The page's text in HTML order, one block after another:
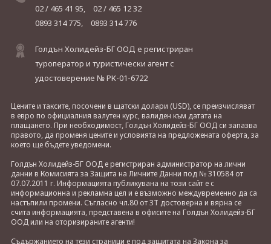
02 / 465 41 95,
02 / 465 12 32
0893 314 775,
0893 314 776
Голдън Холидейз-БГ ООД е регистриран
туроператор и туристически агент с
удостоверение № РК-01-6722
Цените и таксите, посочени в щатски долари (USD), се преизчисляват
в евро по официалния валутен курс, валиден към датата на
плащането. При необходимост, Голдън Холидейз-БГ ООД си запазва
правото, да променя цените и условията на предложената оферта, за
което ще бъдете уведомени.
Голдън Холидейз-БГ ООД е регистриран администратор на лични
данни в Комисията за Защита на Личните Данни под № 310584 от
07.07.2011 г. Информацията публикувана на този сайт е с
информационна и рекламна цел и е възможно междувременно да са
настъпили промени. Съгласно чл.80 от ЗТ достоверна и вярна се
счита информацията, представена в офисите на Голдън Холидейз-БГ
ООД или на оторизираните агенти!
Съдържанието на тези страници е под защитата на Закона за